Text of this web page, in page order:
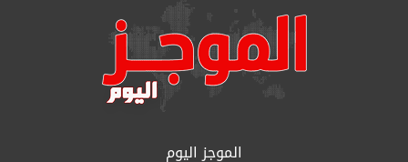
الموجز اليوم